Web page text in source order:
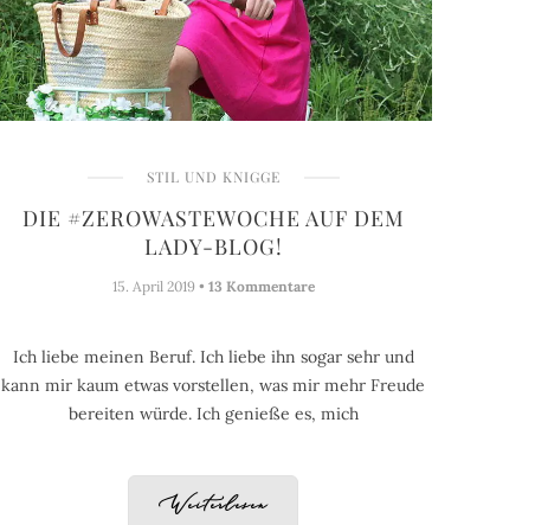
STIL UND KNIGGE
DIE #ZEROWASTEWOCHE AUF DEM
LADY-BLOG!
15. April 2019 • 13 Kommentare
Ich liebe meinen Beruf. Ich liebe ihn sogar sehr und
kann mir kaum etwas vorstellen, was mir mehr Freude
bereiten würde. Ich genieße es, mich
Weiterlesen